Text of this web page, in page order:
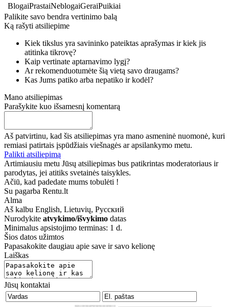
BlogaiPrastaiNeblogaiGeraiPuikiai
Palikite savo bendra vertinimo balą
Ką rašyti atsiliepime
Kiek tikslus yra savininko pateiktas aprašymas ir kiek jis
atitinka tikrovę?
Kaip vertinate aptarnavimo lygį?
Ar rekomenduotumėte šią vietą savo draugams?
Kas Jums patiko arba nepatiko ir kodėl?
Mano atsiliepimas
Parašykite kuo išsamesnį komentarą
Aš patvirtinu, kad šis atsiliepimas yra mano asmeninė nuomonė, kuri
remiasi patirtais įspūdžiais viešnagės ar apsilankymo metu.
Palikti atsiliepimą
Artimiausiu metu Jūsų atsiliepimas bus patikrintas moderatoriaus ir
parodytas, jei atitiks svetainės taisykles.
Ačiū, kad padedate mums tobulėti !
Su pagarba Rentu.lt
Alma
Aš kalbu English, Lietuvių, Русский
Nurodykite atvykimo/išvykimo datas
Minimalus apsistojimo terminas: 1 d.
Šios datos užimtos
Papasakokite daugiau apie save ir savo kelionę
Laiškas
Jūsų kontaktai